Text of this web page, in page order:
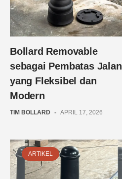
Bollard Removable
sebagai Pembatas Jalan
yang Fleksibel dan
Modern
TIM BOLLARD - APRIL 17, 2026
ARTIKEL